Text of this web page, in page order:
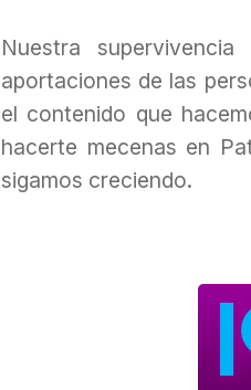
Nuestra
aportaciones de las
el contenido que
hacerte mecenas en
sigamos creciendo.